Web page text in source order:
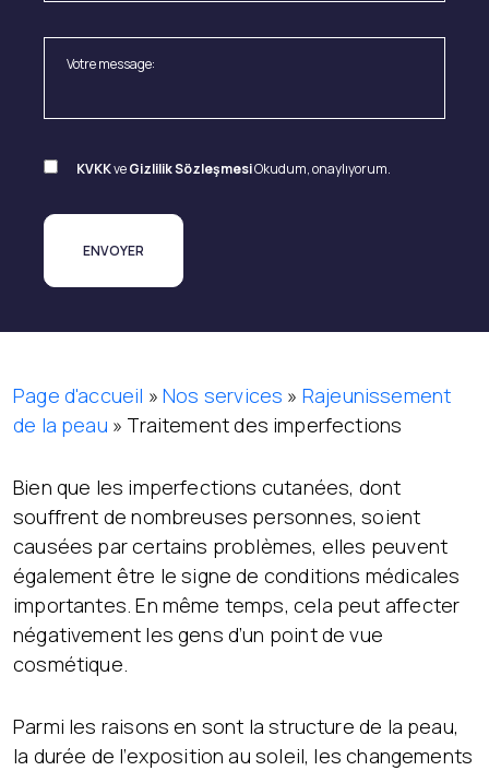
KVKKveGizlilik SözleşmesiOkudum, onaylıyorum.
Page d'accueil »Nos services » Rajeunissement
de la peau » Traitement des imperfections
Bien que les imperfections cutanées, dont
souffrent de nombreuses personnes, soient
causées par certains problèmes, elles peuvent
également être le signe de conditions médicales
importantes. En même temps, cela peut affecter
négativement les gens d’un point de vue
cosmétique.
Parmi les raisons en sont la structure de la peau,
la durée de l’exposition au soleil, les changements